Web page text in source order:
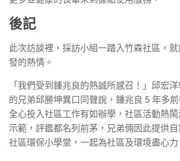
後記
此次訪談裡，採訪小組一踏入竹森社區，
發的熱情。
「我們受到鍾兆良的熱誠所感召！」邱宏
的兄弟邱勝坤異口同聲說，鍾兆良 5 年多前
全心投入社區工作有如辦學，社區活動熱
示範，評鑑都名列前茅，兄弟倆因此提供
社區環保小學堂，一起為社區及環境盡心力